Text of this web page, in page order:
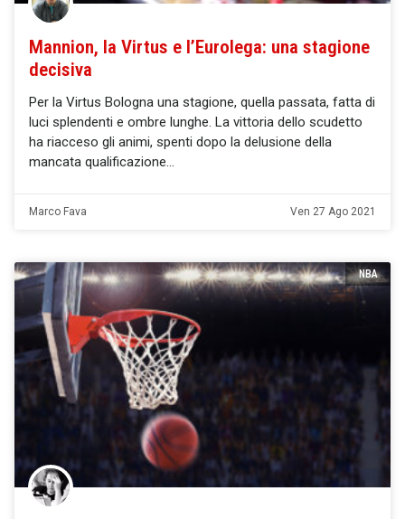
Mannion, la Virtus e l’Eurolega: una stagione
decisiva
Per la Virtus Bologna una stagione, quella passata, fatta di
luci splendenti e ombre lunghe. La vittoria dello scudetto
ha riacceso gli animi, spenti dopo la delusione della
mancata qualificazione
Marco Fava Ven 27 Ago 2021
NBA